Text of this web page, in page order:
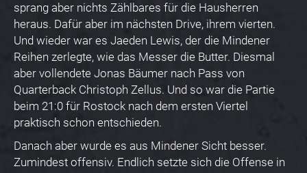
sprang aber nichts Zählbares für die Hausherren
heraus. Dafür aber im nächsten Drive, ihrem vierten.
Und wieder war es Jaeden Lewis, der die Mindener
Reihen zerlegte, wie das Messer die Butter. Diesmal
aber vollendete Jonas Bäumer nach Pass von
Quarterback Christoph Zellus. Und so war die Partie
beim 21:0 für Rostock nach dem ersten Viertel
praktisch schon entschieden.
Danach aber wurde es aus Mindener Sicht besser.
Zumindest offensiv. Endlich setzte sich die Offense in